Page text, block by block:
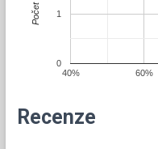
40% 60%
0
1
Počet
Recenze